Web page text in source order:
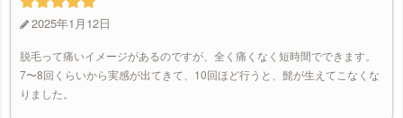
2025年1月12日
脱毛って痛いイメージがあるのですが、全く痛くなく短時間でできます。
7〜8回くらいから実感が出てきて、10回ほど行うと、髭が生えてこなくな
りました。